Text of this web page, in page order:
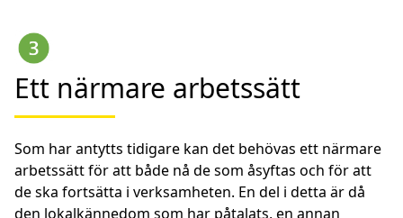
Ett närmare arbetssätt
Som har antytts tidigare kan det behövas ett närmare
arbetssätt för att både nå de som åsyftas och för att
de ska fortsätta i verksamheten. En del i detta är då
den lokalkännedom som har påtalats, en annan